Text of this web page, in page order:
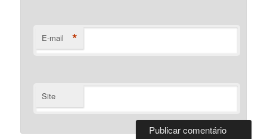
E-mail *
Site